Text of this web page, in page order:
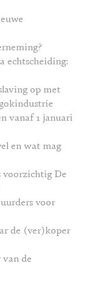
echtscheiding:
op met
vanaf 1 januari
en wat mag
voorzichtig De
voor
de (ver)koper
de